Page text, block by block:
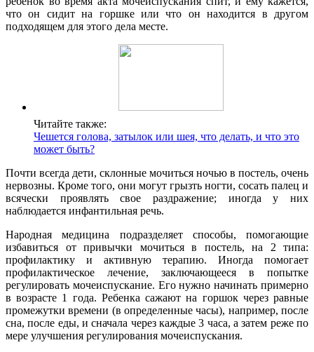
что он сидит на горшке или что он находится в другом
подходящем для этого дела месте.
Читайте также:
Чешется голова, затылок или шея, что делать, и что это
может быть?
Почти всегда дети, склонные мочиться ночью в постель, очень
нервозны. Кроме того, они могут грызть ногти, сосать палец и
всячески проявлять свое раздражение; иногда у них
наблюдается инфантильная речь.
Hародная медицина подразделяет способы, помогающие
избавиться от привычки мочиться в постель, на 2 типа:
профилактику и активную терапию. Иногда помогает
профилактическое лечение, заключающееся в попытке
регулировать мочеиспускание. Его нужно начинать примерно
в возрасте 1 года. Ребенка сажают на горшок через равные
промежутки времени (в определенные часы), например, после
сна, после еды, и сначала через каждые 3 часа, а затем реже по
мере улучшения регулирования мочеиспускания.